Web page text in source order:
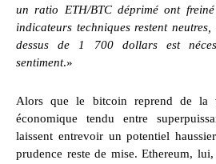
un ratio ETH/BTC déprimé ont
indicateurs techniques restent
dessus de 1 700 dollars est
sentiment.»
Alors que le bitcoin reprend de la
économique tendu entre
laissent entrevoir un potentiel
prudence reste de mise. Ethereum,